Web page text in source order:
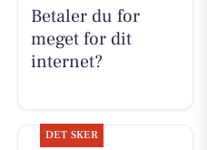
Betaler du for
meget for dit
internet?
DET SKER